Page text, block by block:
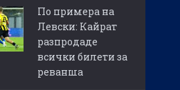
По примера на
Левски: Кайрат
разпродаде
всички билети за
реванша